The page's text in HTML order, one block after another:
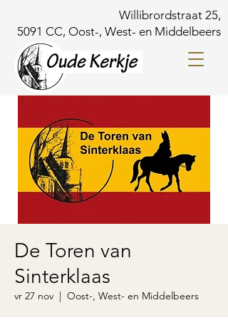
Willibrordstraat 25,
5091 CC, Oost-, West- en Middelbeers
De Toren van
Sinterklaas
vr 27 nov
  |
Oost-, West- en Middelbeers